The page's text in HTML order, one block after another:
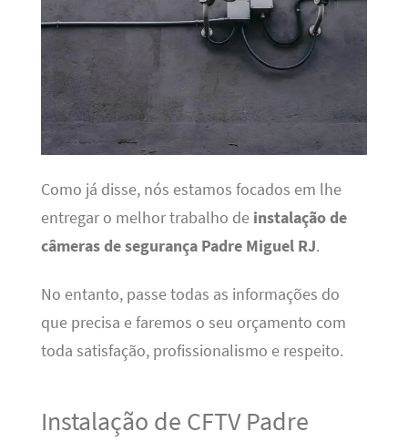
Como já disse, nós estamos focados em lhe
entregar o melhor trabalho de instalação de
câmeras de segurança Padre Miguel RJ.
No entanto, passe todas as informações do
que precisa e faremos o seu orçamento com
toda satisfação, profissionalismo e respeito.
Instalação de CFTV Padre